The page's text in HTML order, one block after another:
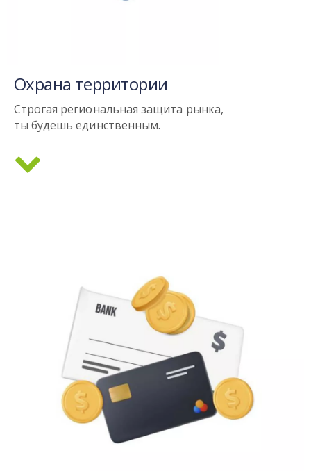
Охрана территории
Строгая региональная защита рынка,
ты будешь единственным.
